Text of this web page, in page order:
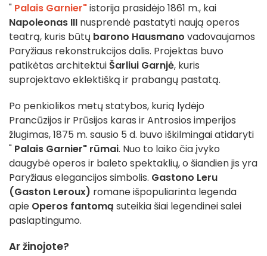
" Palais Garnier"istorija prasidėjo 1861 m., kai
Napoleonas III nusprendė pastatyti naują operos
teatrą, kuris būtų barono Hausmano vadovaujamos
Paryžiaus rekonstrukcijos dalis. Projektas buvo
patikėtas architektui Šarliui Garnjė, kuris
suprojektavo eklektišką ir prabangų pastatą.
Po penkiolikos metų statybos, kurią lydėjo
Prancūzijos ir Prūsijos karas ir Antrosios imperijos
žlugimas, 1875 m. sausio 5 d. buvo iškilmingai atidaryti
" Palais Garnier" rūmai. Nuo to laiko čia įvyko
daugybė operos ir baleto spektaklių, o šiandien jis yra
Paryžiaus elegancijos simbolis. Gastono Leru
(Gaston Leroux) romane išpopuliarinta legenda
apie Operos fantomą suteikia šiai legendinei salei
paslaptingumo.
Ar žinojote?